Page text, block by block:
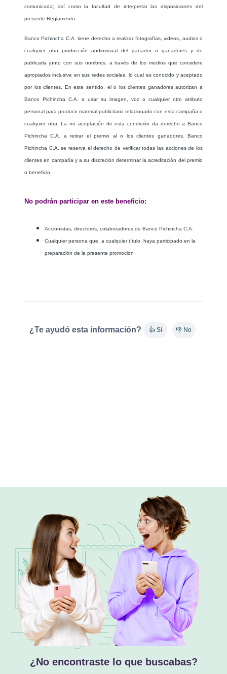
comunicada; así como la facultad de interpretar las disposiciones del
presente Reglamento.
Banco Pichincha C.A. tiene derecho a realizar fotografías, videos, audios o
cualquier otra producción audiovisual del ganador o ganadores y de
publicarla junto con sus nombres, a través de los medios que considere
apropiados inclusive en sus redes sociales, lo cual es conocido y aceptado
por los clientes. En este sentido, el o los clientes ganadores autorizan a
Banco Pichincha C.A. a usar su imagen, voz o cualquier otro atributo
personal para producir material publicitario relacionado con esta campaña o
cualquier otra. La no aceptación de esta condición da derecho a Banco
Pichincha C.A. a retirar el premio al o los clientes ganadores. Banco
Pichincha C.A. se reserva el derecho de verificar todas las acciones de los
clientes en campaña y a su discreción determinar la acreditación del premio
o beneficio.
No podrán participar en este beneficio:
Accionistas, directores, colaboradores de Banco Pichincha C.A.
Cualquier persona que, a cualquier título, haya participado en la
preparación de la presente promoción
¿Te ayudó esta información? 👍 Sí 👎 No
¿No encontraste lo que buscabas?